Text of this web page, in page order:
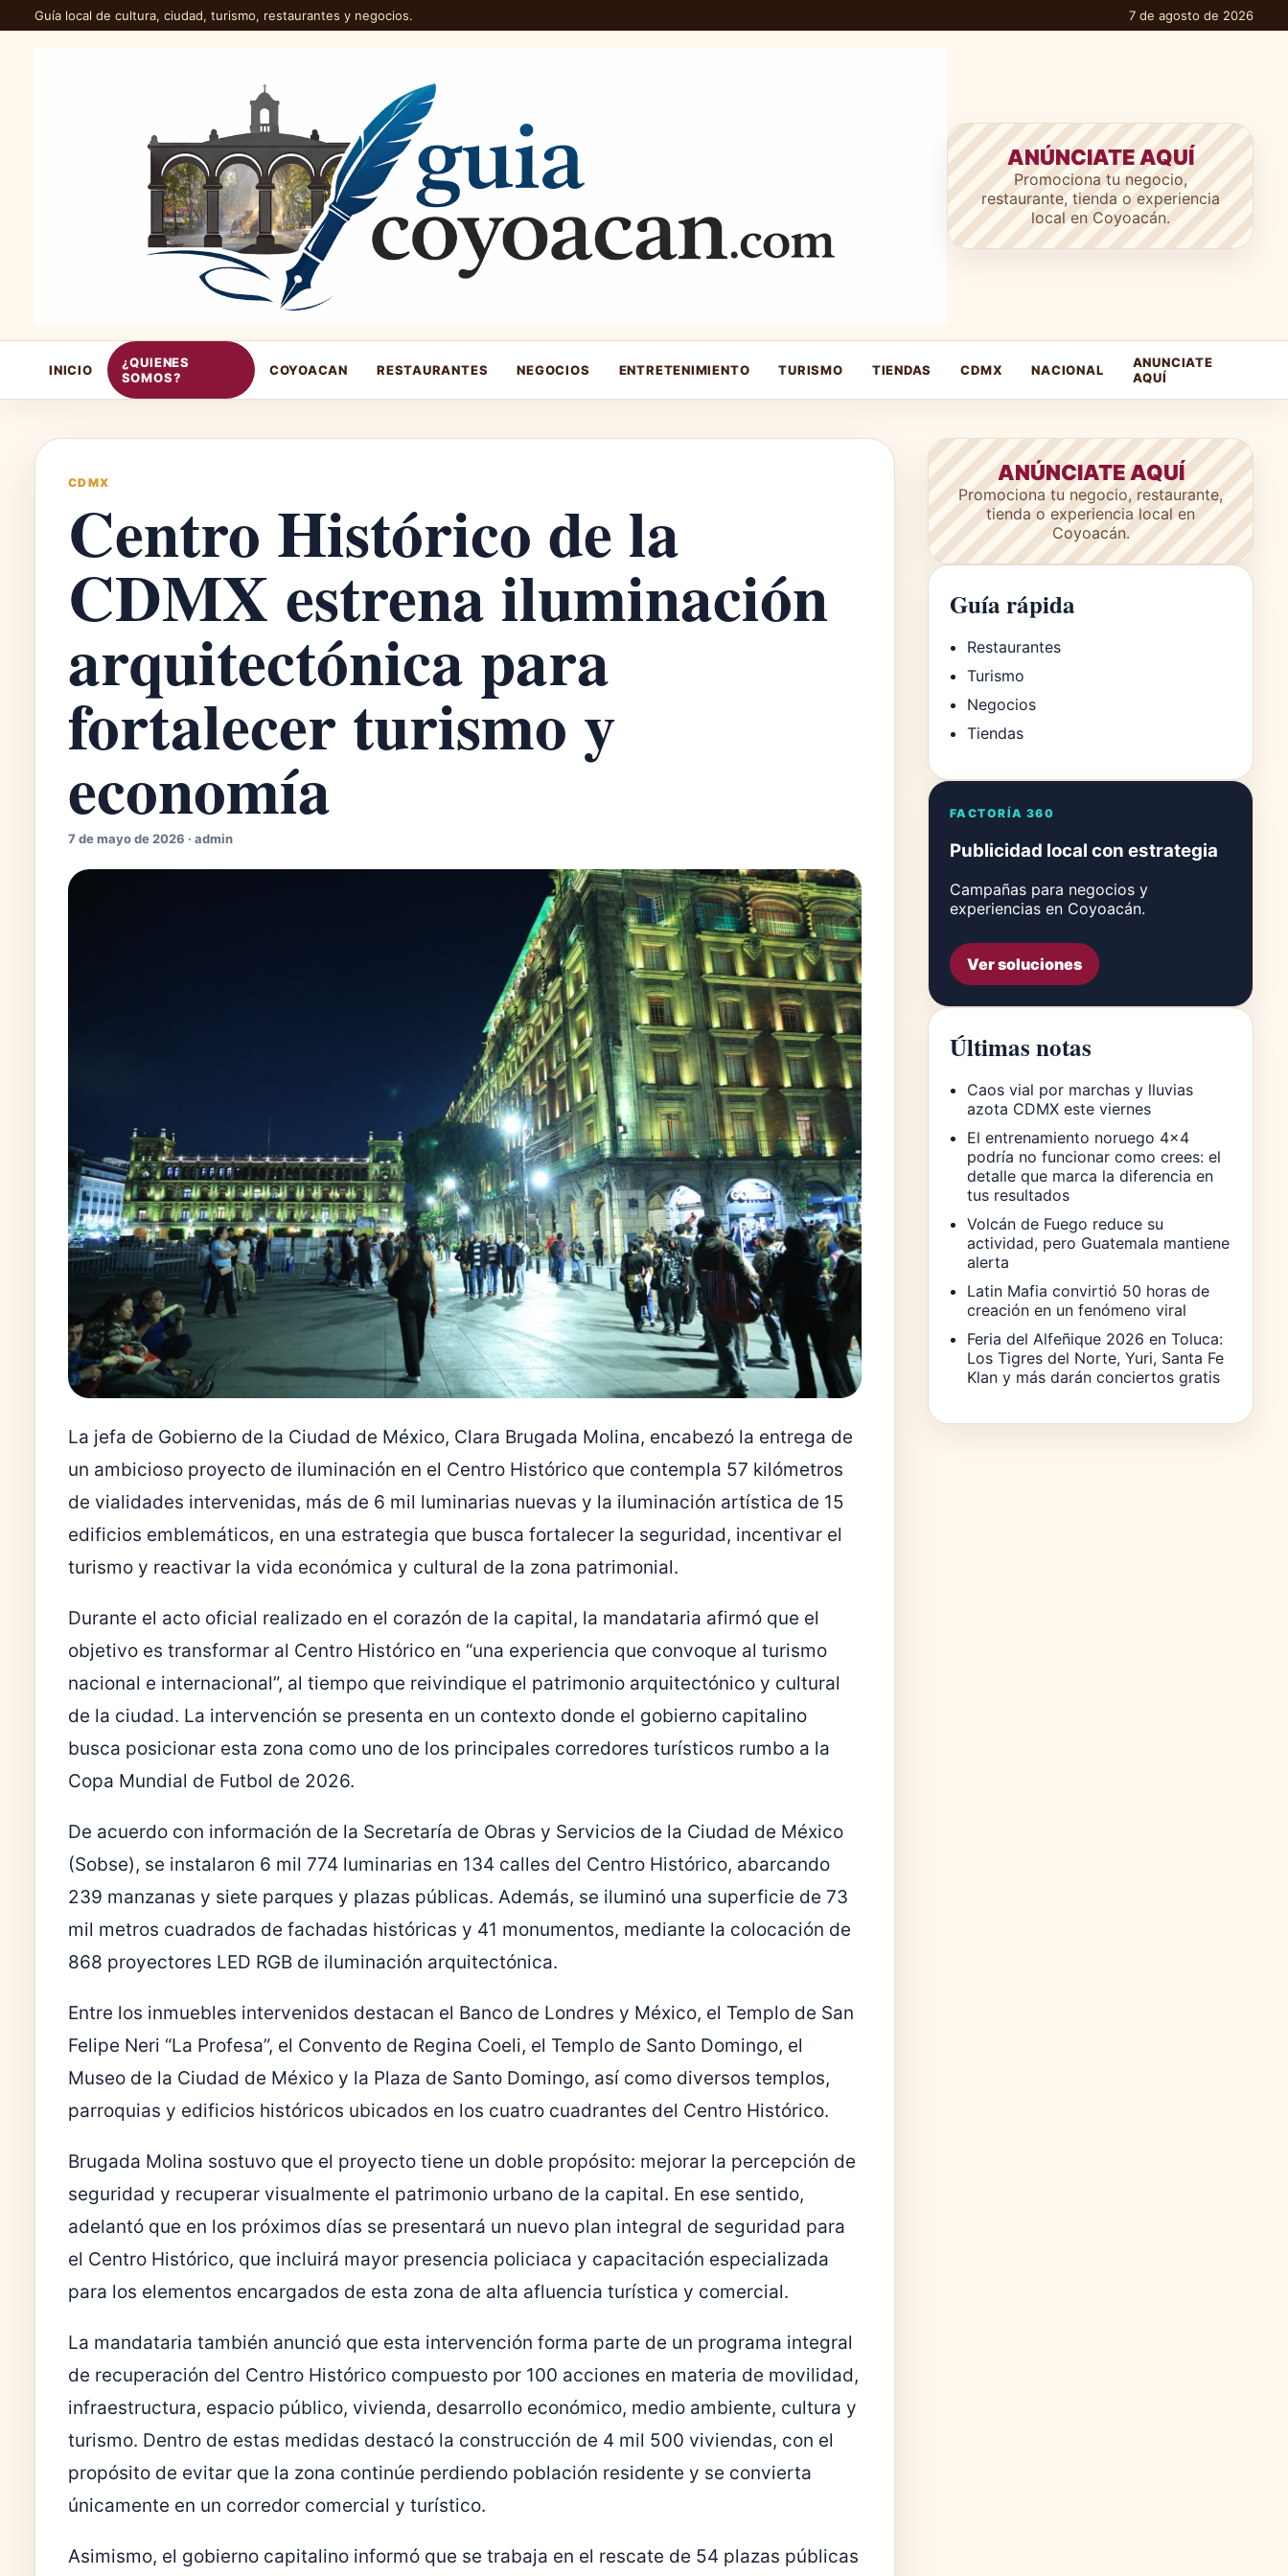
Guía local de cultura, ciudad, turismo, restaurantes y negocios. 7 de agosto de 2026
ANÚNCIATE AQUÍ
Promociona tu negocio,
restaurante, tienda o experiencia
local en Coyoacán.
INICIO
¿QUIENES
SOMOS?
COYOACAN RESTAURANTES NEGOCIOS ENTRETENIMIENTO TURISMO TIENDAS CDMX NACIONAL
ANUNCIATE
AQUÍ
CDMX
Centro Histórico de la
CDMX estrena iluminación
arquitectónica para
fortalecer turismo y
economía
7 de mayo de 2026 · admin
La jefa de Gobierno de la Ciudad de México, Clara Brugada Molina, encabezó la entrega de
un ambicioso proyecto de iluminación en el Centro Histórico que contempla 57 kilómetros
de vialidades intervenidas, más de 6 mil luminarias nuevas y la iluminación artística de 15
edificios emblemáticos, en una estrategia que busca fortalecer la seguridad, incentivar el
turismo y reactivar la vida económica y cultural de la zona patrimonial.
Durante el acto oficial realizado en el corazón de la capital, la mandataria afirmó que el
objetivo es transformar al Centro Histórico en “una experiencia que convoque al turismo
nacional e internacional”, al tiempo que reivindique el patrimonio arquitectónico y cultural
de la ciudad. La intervención se presenta en un contexto donde el gobierno capitalino
busca posicionar esta zona como uno de los principales corredores turísticos rumbo a la
Copa Mundial de Futbol de 2026.
De acuerdo con información de la Secretaría de Obras y Servicios de la Ciudad de México
(Sobse), se instalaron 6 mil 774 luminarias en 134 calles del Centro Histórico, abarcando
239 manzanas y siete parques y plazas públicas. Además, se iluminó una superficie de 73
mil metros cuadrados de fachadas históricas y 41 monumentos, mediante la colocación de
868 proyectores LED RGB de iluminación arquitectónica.
Entre los inmuebles intervenidos destacan el Banco de Londres y México, el Templo de San
Felipe Neri “La Profesa”, el Convento de Regina Coeli, el Templo de Santo Domingo, el
Museo de la Ciudad de México y la Plaza de Santo Domingo, así como diversos templos,
parroquias y edificios históricos ubicados en los cuatro cuadrantes del Centro Histórico.
Brugada Molina sostuvo que el proyecto tiene un doble propósito: mejorar la percepción de
seguridad y recuperar visualmente el patrimonio urbano de la capital. En ese sentido,
adelantó que en los próximos días se presentará un nuevo plan integral de seguridad para
el Centro Histórico, que incluirá mayor presencia policiaca y capacitación especializada
para los elementos encargados de esta zona de alta afluencia turística y comercial.
La mandataria también anunció que esta intervención forma parte de un programa integral
de recuperación del Centro Histórico compuesto por 100 acciones en materia de movilidad,
infraestructura, espacio público, vivienda, desarrollo económico, medio ambiente, cultura y
turismo. Dentro de estas medidas destacó la construcción de 4 mil 500 viviendas, con el
propósito de evitar que la zona continúe perdiendo población residente y se convierta
únicamente en un corredor comercial y turístico.
Asimismo, el gobierno capitalino informó que se trabaja en el rescate de 54 plazas públicas
ANÚNCIATE AQUÍ
Promociona tu negocio, restaurante,
tienda o experiencia local en
Coyoacán.
Guía rápida
Restaurantes
Turismo
Negocios
Tiendas
FACTORÍA 360
Publicidad local con estrategia
Campañas para negocios y
experiencias en Coyoacán.
Ver soluciones
Últimas notas
Caos vial por marchas y lluvias
azota CDMX este viernes
El entrenamiento noruego 4×4
podría no funcionar como crees: el
detalle que marca la diferencia en
tus resultados
Volcán de Fuego reduce su
actividad, pero Guatemala mantiene
alerta
Latin Mafia convirtió 50 horas de
creación en un fenómeno viral
Feria del Alfeñique 2026 en Toluca:
Los Tigres del Norte, Yuri, Santa Fe
Klan y más darán conciertos gratis